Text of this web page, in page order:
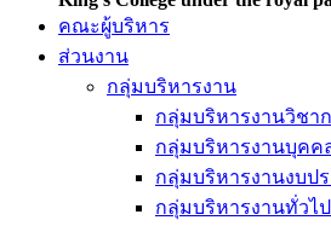
คณะผู้บริหาร
ส่วนงาน
กลุ่มบริหารงาน
กลุ่มบริหารงานวิชา
กลุ่มบริหารงานบุคค
กลุ่มบริหารงานงบป
กลุ่มบริหารงานทั่วไป